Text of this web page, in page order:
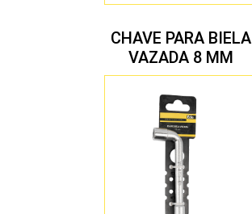
CHAVE PARA BIELA
VAZADA 8 MM